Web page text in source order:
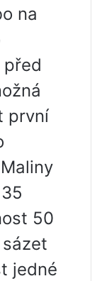
na
první
50
jedné